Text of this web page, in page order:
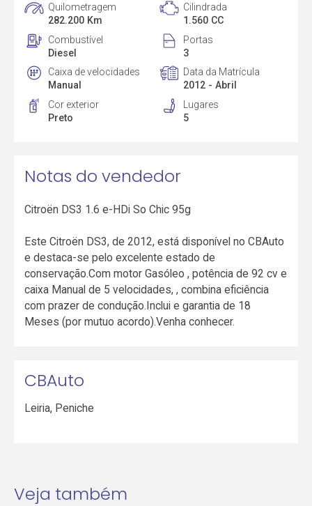
Quilometragem
282.200 Km
Cilindrada
1.560 CC
Combustível
Diesel
Portas
3
Caixa de velocidades
Manual
Data da Matrícula
2012 - Abril
Cor exterior
Preto
Lugares
5
Notas do vendedor
Citroën DS3 1.6 e-HDi So Chic 95g
Este Citroën DS3, de 2012, está disponível no CBAuto
e destaca-se pelo excelente estado de
conservação.Com motor Gasóleo , potência de 92 cv e
caixa Manual de 5 velocidades, , combina eficiência
com prazer de condução.Inclui e garantia de 18
Meses (por mutuo acordo).Venha conhecer.
CBAuto
Leiria, Peniche
Veja também